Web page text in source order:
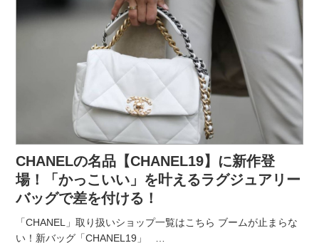
ファッショントレンドを発信！SP通信
BUYMAで人気のブランド
BUYMAの売れ筋商品
バイマの疑問に現役パーソナルショッパーが答えてみた
実録！海外ショップで買ってみた！
海外SHOP LIST
パーソナルショッパー指南書
CHANELの名品【CHANEL19】に新作登
場！「かっこいい」を叶えるラグジュアリー
バッグで差を付ける！
「CHANEL」取り扱いショップ一覧はこちら ブームが止まらな
い！新バッグ「CHANEL19」 …